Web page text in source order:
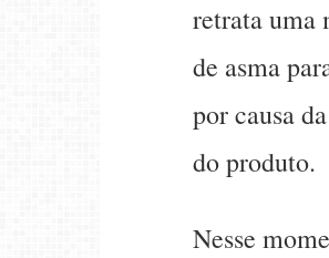
retrata uma
de asma
por causa
do produto.
Nesse